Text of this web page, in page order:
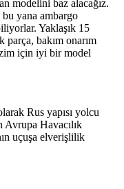
modelini baz alacağız.
bu yana ambargo
Yaklaşık 15
parça, bakım onarım
için iyi bir model
Rus yapısı yolcu
Avrupa Havacılık
uçuşa elverişlilik